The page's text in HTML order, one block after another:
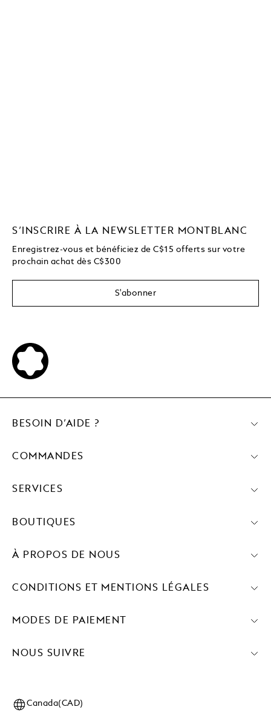
S’INSCRIRE À LA NEWSLETTER MONTBLANC
Enregistrez-vous et bénéficiez de C$15 offerts sur votre
prochain achat dès C$300
S'abonner
MODES DE PAIEMENT
NOUS SUIVRE
BESOIN D’AIDE ?
COMMANDES
SERVICES
BOUTIQUES
À PROPOS DE NOUS
CONDITIONS ET MENTIONS LÉGALES
Canada(CAD)